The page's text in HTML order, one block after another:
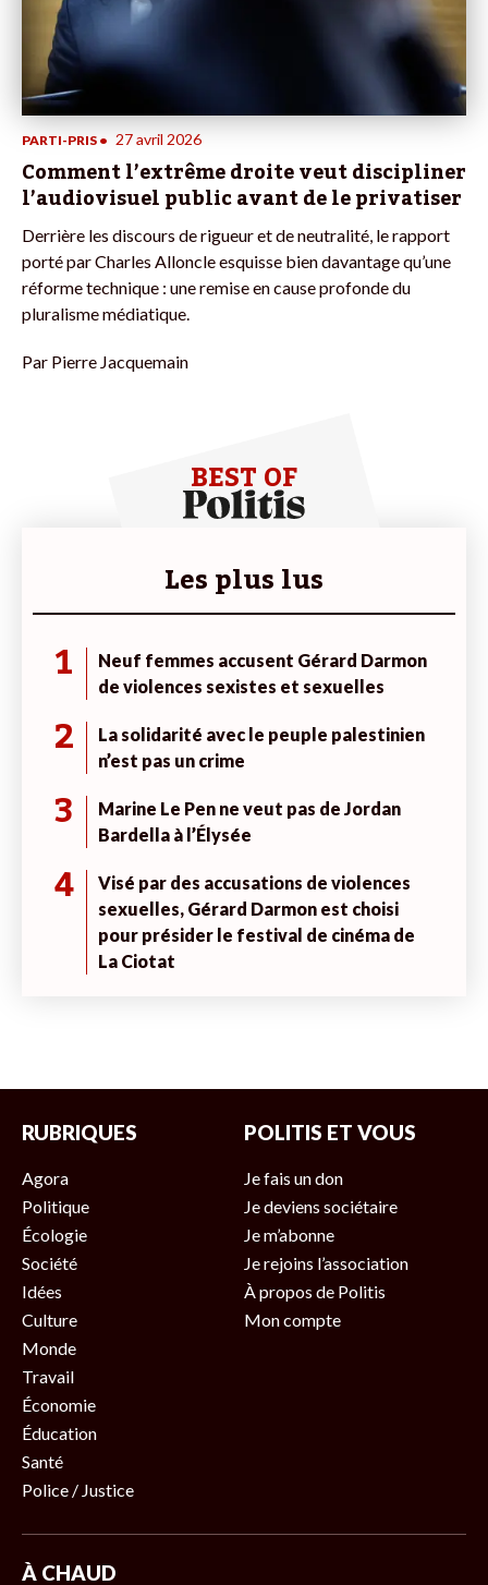
PARTI-PRIS • 27 avril 2026
Comment l’extrême droite veut discipliner
l’audiovisuel public avant de le privatiser
Derrière les discours de rigueur et de neutralité, le rapport
porté par Charles Alloncle esquisse bien davantage qu’une
réforme technique : une remise en cause profonde du
pluralisme médiatique.
Par Pierre Jacquemain
BEST OF
Les plus lus
1
Neuf femmes accusent Gérard Darmon
de violences sexistes et sexuelles
2
La solidarité avec le peuple palestinien
n’est pas un crime
3
Marine Le Pen ne veut pas de Jordan
Bardella à l’Élysée
4
Visé par des accusations de violences
sexuelles, Gérard Darmon est choisi
pour présider le festival de cinéma de
La Ciotat
RUBRIQUES
Agora
Politique
Écologie
Société
Idées
Culture
Monde
Travail
Économie
Éducation
Santé
Police / Justice
POLITIS ET VOUS
Je fais un don
Je deviens sociétaire
Je m’abonne
Je rejoins l’association
À propos de Politis
Mon compte
À CHAUD